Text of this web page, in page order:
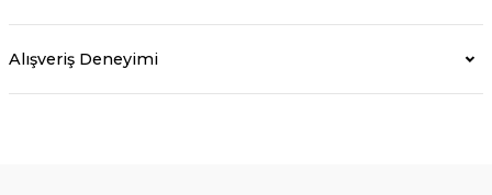
Alışveriş Deneyimi